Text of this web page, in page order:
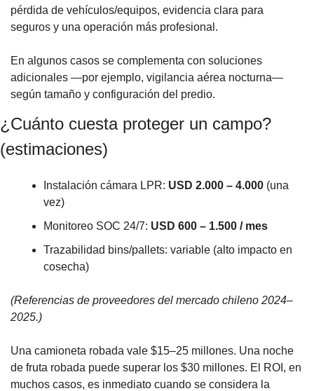
pérdida de vehículos/equipos, evidencia clara para
seguros y una operación más profesional.
En algunos casos se complementa con soluciones
adicionales —por ejemplo, vigilancia aérea nocturna—
según tamaño y configuración del predio.
¿Cuánto cuesta proteger un campo?
(estimaciones)
Instalación cámara LPR: USD 2.000 – 4.000 (una
vez)
Monitoreo SOC 24/7: USD 600 – 1.500 / mes
Trazabilidad bins/pallets: variable (alto impacto en
cosecha)
(Referencias de proveedores del mercado chileno 2024–
2025.)
Una camioneta robada vale $15–25 millones. Una noche
de fruta robada puede superar los $30 millones. El ROI, en
muchos casos, es inmediato cuando se considera la